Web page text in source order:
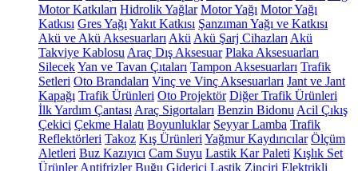
Motor Katkıları Hidrolik Yağlar Motor Yağı Motor Yağı
Katkısı Gres Yağı Yakıt Katkısı Şanzıman Yağı ve Katkısı
Akü ve Akü Aksesuarları Akü Akü Şarj Cihazları Akü
Takviye Kablosu Araç Dış Aksesuar Plaka Aksesuarları
SilecekYan ve Tavan Çıtaları Tampon Aksesuarları Trafik
Setleri Oto Brandaları Vinç ve Vinç Aksesuarları Jant ve Jant
Kapağı Trafik Ürünleri Oto Projektör Diğer Trafik Ürünleri
İlk Yardım Çantası Araç Sigortaları Benzin Bidonu Acil Çıkış
Çekici Çekme Halatı Boyunluklar Seyyar Lamba Trafik
Reflektörleri Takoz Kış Ürünleri Yağmur Kaydırıcılar Ölçüm
Aletleri Buz Kazıyıcı Cam Suyu Lastik Kar Paleti Kışlık Set
Ürünler Antifrizler Buğu Giderici Lastik Zinciri Elektrikli